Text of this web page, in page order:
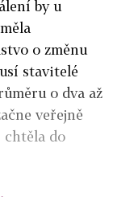
by u
o změnu
stavitelé
o dva až
veřejně
chtěla do